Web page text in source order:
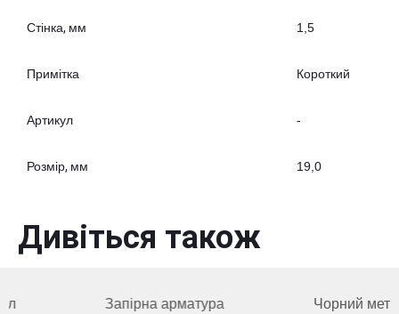
Стінка, мм 1,5
Примітка Короткий
Артикул -
Розмір, мм 19,0
Дивіться також
Запірна арматура Чорний метал